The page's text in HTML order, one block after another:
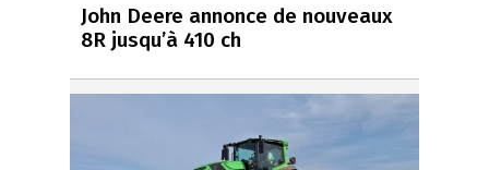
John Deere annonce de nouveaux
8R jusqu’à 410 ch